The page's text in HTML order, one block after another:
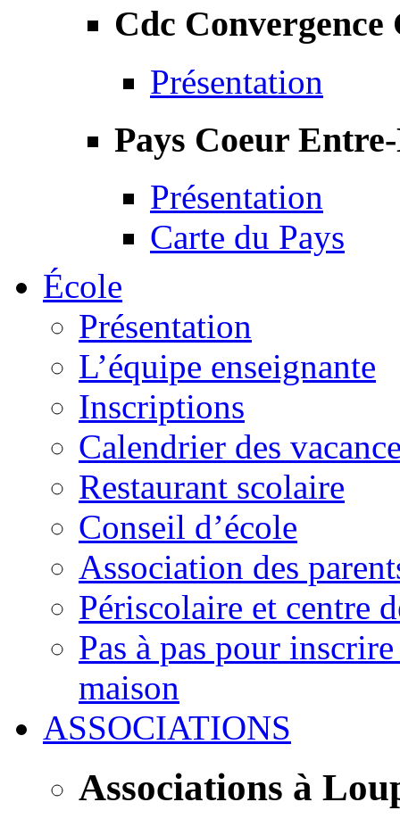
Cdc Convergence
Présentation
Pays Coeur
Présentation
Carte du Pays
École
Présentation
L’équipe enseignante
Inscriptions
Calendrier des
Restaurant scolaire
Conseil d’école
Association des
Périscolaire et centre
Pas à pas pour
maison
ASSOCIATIONS
Associations à